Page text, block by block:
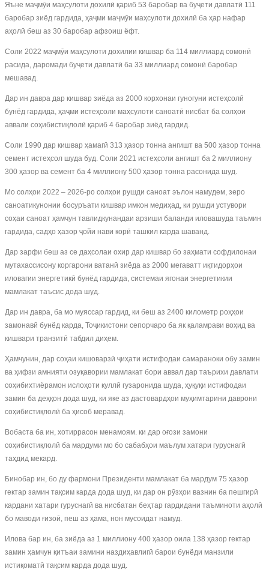
Яъне маҷмӯи маҳсулоти дохилӣ қариб 53 баробар ва буҷети давлатӣ 111
баробар зиёд гардида, ҳаҷми маҷмӯи маҳсулоти дохилӣ ба ҳар нафар
аҳолӣ беш аз 30 баробар афзоиш ёфт.
Соли 2022 маҷмӯи маҳсулоти дохилии кишвар ба 114 миллиард сомонӣ
расида, даромади буҷети давлатӣ ба 33 миллиард сомонӣ баробар
мешавад.
Дар ин давра дар кишвар зиёда аз 2000 корхонаи гуногуни истеҳсолӣ
бунёд гардида, ҳаҷми истеҳсоли маҳсулоти саноатӣ нисбат ба солҳои
аввали соҳибистиқлолӣ қариб 4 баробар зиёд гардид.
Соли 1990 дар кишвар ҳамагӣ 313 ҳазор тонна ангишт ва 500 ҳазор тонна
семент истеҳсол шуда буд. Соли 2021 истеҳсоли ангишт ба 2 миллиону
300 ҳазор ва семент ба 4 миллиону 500 ҳазор тонна расонида шуд.
Мо солҳои 2022 – 2026-ро солҳои рушди саноат эълон намудем, зеро
саноатикунонии босуръати кишвар имкон медиҳад, ки рушди устувори
соҳаи саноат ҳамчун тавлидкунандаи арзиши баланди иловашуда таъмин
гардида, садҳо ҳазор ҷойи нави корӣ ташкил карда шаванд.
Дар зарфи беш аз се даҳсолаи охир дар кишвар бо заҳмати софдилонаи
мутахассисону коргарони ватанӣ зиёда аз 2000 мегаватт иқтидорҳои
иловагии энергетикӣ бунёд гардида, системаи ягонаи энергетикии
мамлакат таъсис дода шуд.
Дар ин давра, ба мо муяссар гардид, ки беш аз 2400 километр роҳҳои
замонавӣ бунёд карда, Тоҷикистони сепорчаро ба як қаламрави воҳид ва
кишвари транзитӣ табдил диҳем.
Ҳамчунин, дар соҳаи кишоварзӣ ҷиҳати истифодаи самараноки обу замин
ва ҳифзи амнияти озуқавории мамлакат бори аввал дар таърихи давлати
соҳибихтиёрамон ислоҳоти куллӣ гузаронида шуда, ҳуқуқи истифодаи
замин ба деҳқон дода шуд, ки яке аз дастовардҳои муҳимтарини даврони
соҳибистиқлолӣ ба ҳисоб меравад.
Вобаста ба ин, хотиррасон менамоям. ки дар оғози замони
соҳибистиқлолӣ ба мардуми мо бо сабабҳои маълум хатари гуруснагӣ
таҳдид мекард.
Бинобар ин, бо ду фармони Президенти мамлакат ба мардум 75 ҳазор
гектар замин тақсим карда дода шуд, ки дар он рӯзҳои вазнин ба пешгирӣ
кардани хатари гуруснагӣ ва нисбатан беҳтар гардидани таъминоти аҳолӣ
бо маводи ғизоӣ, пеш аз ҳама, нон мусоидат намуд.
Илова бар ин, ба зиёда аз 1 миллиону 400 ҳазор оила 138 ҳазор гектар
замин ҳамчун қитъаи замини наздиҳавлигӣ барои бунёди манзили
истиқоматӣ тақсим карда дода шуд.